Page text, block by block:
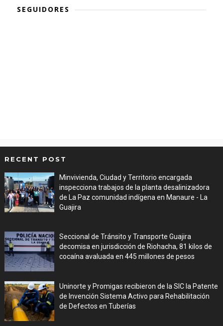
SEGUIDORES
RECENT POST
Minvivienda, Ciudad y Territorio encargada
inspecciona trabajos de la planta desalinizadora
de La Paz comunidad indígena en Manaure - La
Guajira
Seccional de Tránsito y Transporte Guajira
decomisa en jurisdicción de Riohacha, 81 kilos de
cocaína avaluada en 445 millones de pesos
Uninorte y Promigas recibieron de la SIC la Patente
de Invención Sistema Activo para Rehabilitación
de Defectos en Tuberías